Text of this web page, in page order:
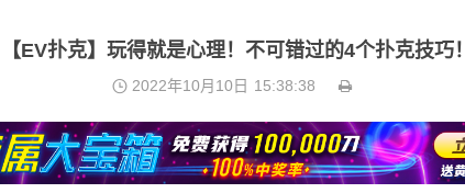
【EV扑克】玩得就是心理！不可错过的4个扑克技巧！
2022年10月10日 15:38:38